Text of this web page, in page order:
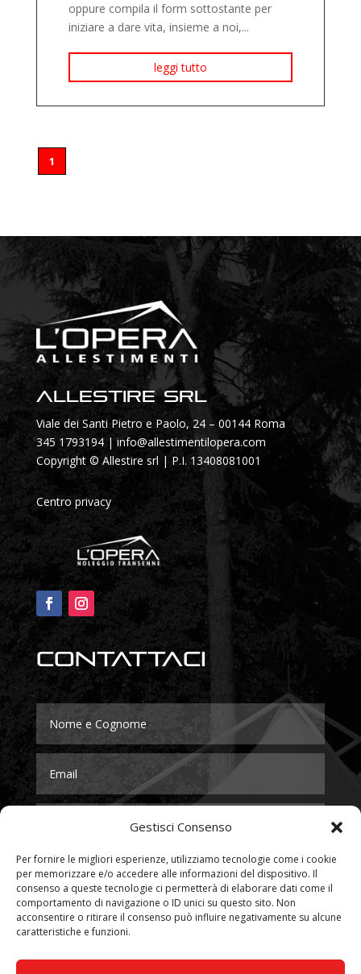
Gestisci Consenso
Per fornire le migliori esperienze, utilizziamo tecnologie come i cookie
per memorizzare e/o accedere alle informazioni del dispositivo. Il
consenso a queste tecnologie ci permetterà di elaborare dati come il
comportamento di navigazione o ID unici su questo sito. Non
acconsentire o ritirare il consenso può influire negativamente su alcune
caratteristiche e funzioni.
oppure compila il form sottostante per
iniziare a dare vita, insieme a noi,...
leggi tutto
1
Allestire SRL
Viale dei Santi Pietro e Paolo, 24 – 00144 Roma
345 1793194|info@allestimentilopera.com
Copyright © Allestire srl | P.I. 13408081001
Centro privacy
Contattaci